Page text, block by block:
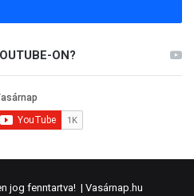
ON?
jog fenntartva! | Vasárnap.hu